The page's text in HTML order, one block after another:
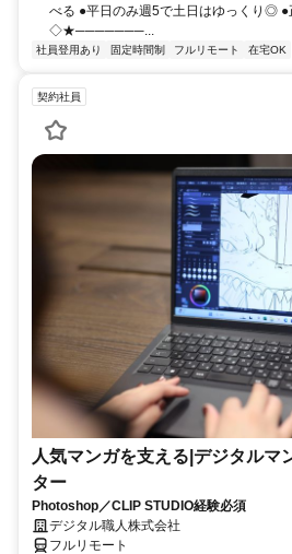
べる ●平日のみ週5で土日はゆっくり◎ ●
◇★───────...
社員登用あり 固定時間制 フルリモート 在宅OK
契約社員
人気マンガを支える|デジタルマ
ター
Photoshop／CLIP STUDIO経験必須
デジタル職人株式会社
フルリモート